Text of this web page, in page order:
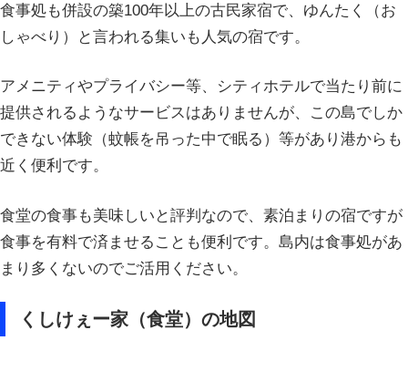
食事処も併設の築100年以上の古民家宿で、ゆんたく（お
しゃべり）と言われる集いも人気の宿です。
アメニティやプライバシー等、シティホテルで当たり前に
提供されるようなサービスはありませんが、この島でしか
できない体験（蚊帳を吊った中で眠る）等があり港からも
近く便利です。
食堂の食事も美味しいと評判なので、素泊まりの宿ですが
食事を有料で済ませることも便利です。島内は食事処があ
まり多くないのでご活用ください。
くしけぇー家（食堂）の地図